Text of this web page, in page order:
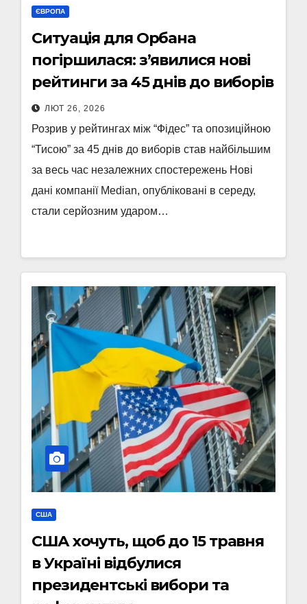
ЄВРОПА
Ситуація для Орбана
погіршилася: з’явилися нові
рейтинги за 45 днів до виборів
ЛЮТ 26, 2026
Розрив у рейтингах між “Фідес” та опозиційною
“Тисою” за 45 днів до виборів став найбільшим
за весь час незалежних спостережень Нові
дані компанії Median, опубліковані в середу,
стали серйозним ударом…
США
США хочуть, щоб до 15 травня
в Україні відбулися
президентські вибори та